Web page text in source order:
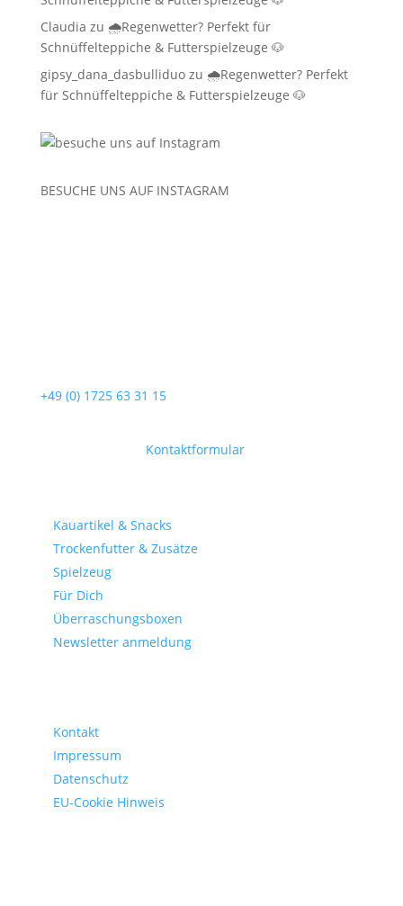
Claudia zu 🌧️Regenwetter? Perfekt für
Schnüffelteppiche & Futterspielzeuge 🐶
gipsy_dana_dasbulliduozu 🌧️Regenwetter? Perfekt
für Schnüffelteppiche & Futterspielzeuge 🐶
BESUCHE UNS AUF INSTAGRAM
+49 (0) 1725 63 31 15
Kontaktformular.
Kauartikel & Snacks
Trockenfutter & Zusätze
Spielzeug
Für Dich
Überraschungsboxen
Newsletter anmeldung
Kontakt
Impressum
Datenschutz
EU-Cookie Hinweis